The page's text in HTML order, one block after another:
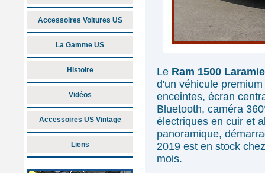
Accessoires Voitures US
La Gamme US
Histoire
Vidéos
Accessoires US Vintage
Liens
Le Ram 1500
d'un véhicule
enceintes, écran
Bluetooth, caméra
électriques en cuir et
panoramique,
2019 est en stock
mois.